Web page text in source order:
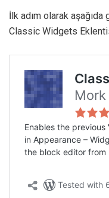
İlk adım olarak
Classic Widgets